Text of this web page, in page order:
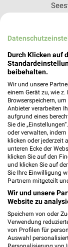
Durch Klicken auf
beibehalten.
Wir und unsere
einem Gerät zu, wie
Browserspeichern,
Anbieter verarbeiten
aufgrund eines
Sie die
oder verwalten,
klicken oder jederzeit
unteren Ecke der
klicken Sie auf den
und klicken Sie auf
Sie Ihre Einwilligung
Partnern mitgeteilt
Wir und unsere
Website zu
Speichern von oder
Verwendung
von Profilen für
Auswahl